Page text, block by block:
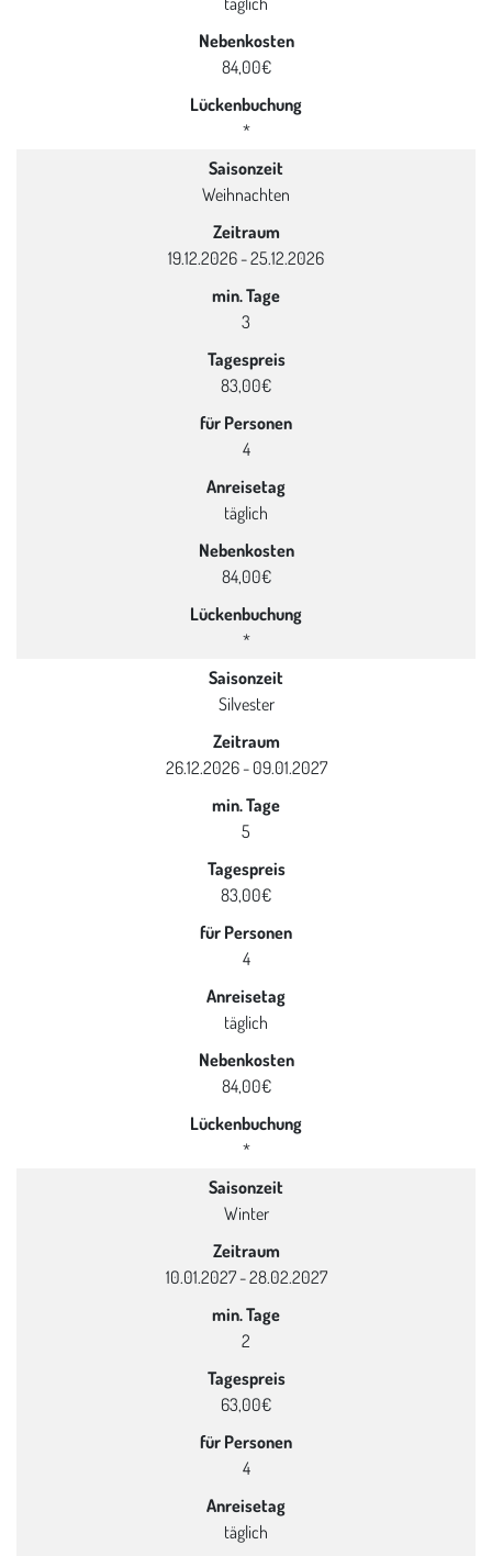
Nebenkosten
84,00€
Lückenbuchung
*
Saisonzeit
Weihnachten
Zeitraum
19.12.2026 - 25.12.2026
min. Tage
3
Tagespreis
83,00€
für Personen
4
Anreisetag
täglich
Nebenkosten
84,00€
Lückenbuchung
*
Saisonzeit
Silvester
Zeitraum
26.12.2026 - 09.01.2027
min. Tage
5
Tagespreis
83,00€
für Personen
4
Anreisetag
täglich
Nebenkosten
84,00€
Lückenbuchung
*
Saisonzeit
Winter
Zeitraum
10.01.2027 - 28.02.2027
min. Tage
2
Tagespreis
63,00€
für Personen
4
Anreisetag
täglich